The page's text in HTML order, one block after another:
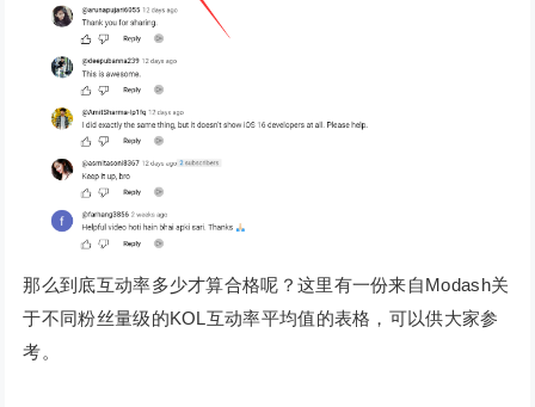
那么到底互动率多少才算合格呢？这里有一份来自Modash关
于不同粉丝量级的KOL互动率平均值的表格，可以供大家参
考。